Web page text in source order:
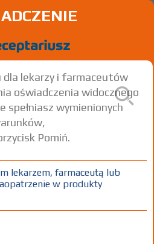
30 szt. Doustnie
dla lekarzy i farmaceutów
oświadczenia widocznego
spełniasz wymienionych
Pomiń.
lekarzem, farmaceutą lub
w produkty